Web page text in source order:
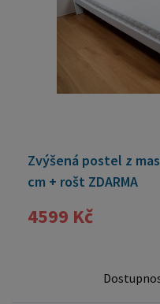
Zvýšená postel z
cm + rošt ZDARMA
4599 Kč